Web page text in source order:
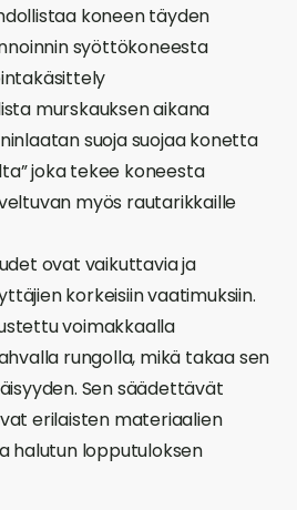
koneen täyden
syöttökoneesta
murskauksen aikana
suoja suojaa konetta
joka tekee koneesta
myös rautarikkaille
ovat vaikuttavia ja
korkeisiin vaatimuksiin.
voimakkaalla
rungolla, mikä takaa sen
Sen säädettävät
erilaisten materiaalien
halutun lopputuloksen